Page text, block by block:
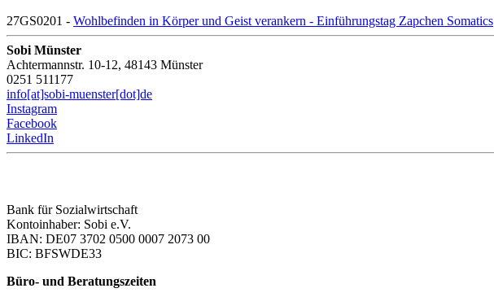
27GS0201 - Wohlbefinden in Körper und Geist verankern - Einführungstag Zapchen Somatics
Sobi Münster
Achtermannstr. 10-12, 48143 Münster
0251 511177
info[at]sobi-muenster[dot]de
Instagram
Facebook
LinkedIn
Bank für Sozialwirtschaft
Kontoinhaber: Sobi e.V.
IBAN: DE07 3702 0500 0007 2073 00
BIC: BFSWDE33
Büro- und Beratungszeiten